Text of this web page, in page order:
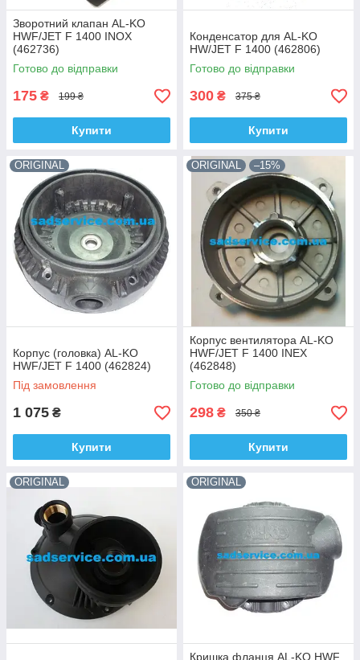
Зворотний клапан AL-KO
HWF/JET F 1400 INOX
(462736)
Готово до відправки
175 ₴ 199 ₴
Купити
Конденсатор для AL-KO
HW/JET F 1400 (462806)
Готово до відправки
300 ₴ 375 ₴
Купити
ORIGINAL
Корпус (головка) AL-KO
HWF/JET F 1400 (462824)
Під замовлення
1 075 ₴
Купити
ORIGINAL –15%
Корпус вентилятора AL-KO
HWF/JET F 1400 INEX
(462848)
Готово до відправки
298 ₴ 350 ₴
Купити
ORIGINAL ORIGINAL
Кришка фланця AL-KO HWF